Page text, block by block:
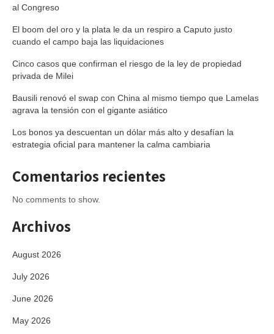
al Congreso
El boom del oro y la plata le da un respiro a Caputo justo
cuando el campo baja las liquidaciones
Cinco casos que confirman el riesgo de la ley de propiedad
privada de Milei
Bausili renovó el swap con China al mismo tiempo que Lamelas
agrava la tensión con el gigante asiático
Los bonos ya descuentan un dólar más alto y desafían la
estrategia oficial para mantener la calma cambiaria
Comentarios recientes
No comments to show.
Archivos
August 2026
July 2026
June 2026
May 2026